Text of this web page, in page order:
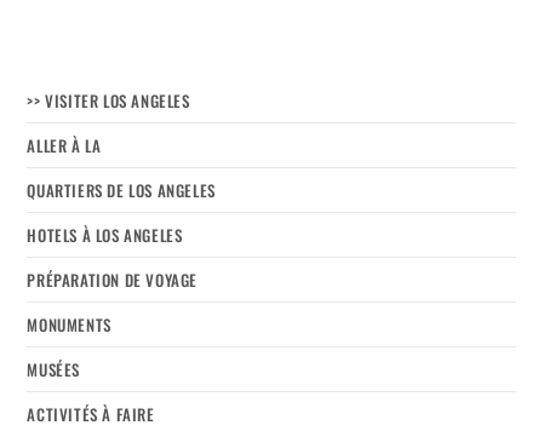
>> VISITER LOS ANGELES
ALLER À LA
QUARTIERS DE LOS ANGELES
HOTELS À LOS ANGELES
PRÉPARATION DE VOYAGE
MONUMENTS
MUSÉES
ACTIVITÉS À FAIRE